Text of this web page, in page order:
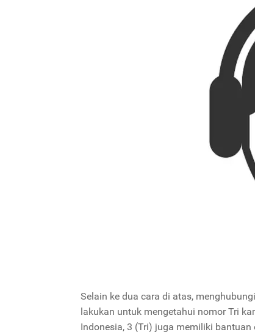
Selain ke dua cara di atas,
lakukan untuk mengetahui nomor Tri
Indonesia, 3 (Tri) juga memiliki